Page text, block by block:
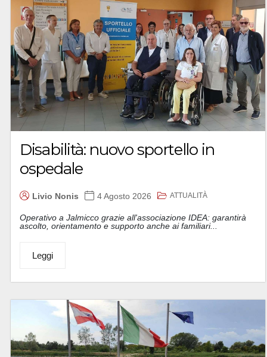
Disabilità: nuovo sportello in
ospedale
Livio Nonis 4 Agosto 2026 ATTUALITÀ
Operativo a Jalmicco grazie all'associazione IDEA: garantirà
ascolto, orientamento e supporto anche ai familiari...
Leggi